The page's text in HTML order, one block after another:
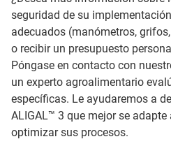
seguridad de su
adecuados (manómetros,
o recibir un presupuesto
Póngase en contacto con
un experto agroalimentario
específicas. Le ayudaremos a
ALIGAL™ 3 que mejor se
optimizar sus procesos.